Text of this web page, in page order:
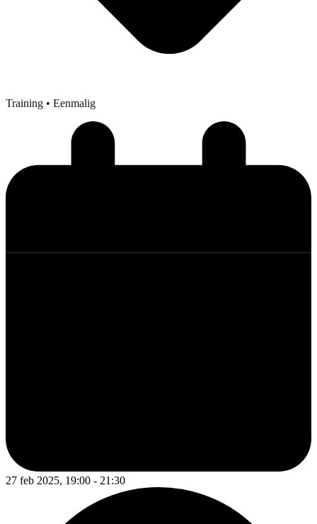
Training • Eenmalig
27 feb 2025, 19:00 - 21:30